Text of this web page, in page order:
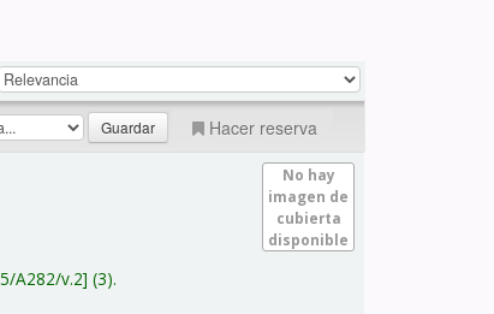
Hacer reserva
No hay
imagen de
cubierta
disponible
A282/v.2 (3).